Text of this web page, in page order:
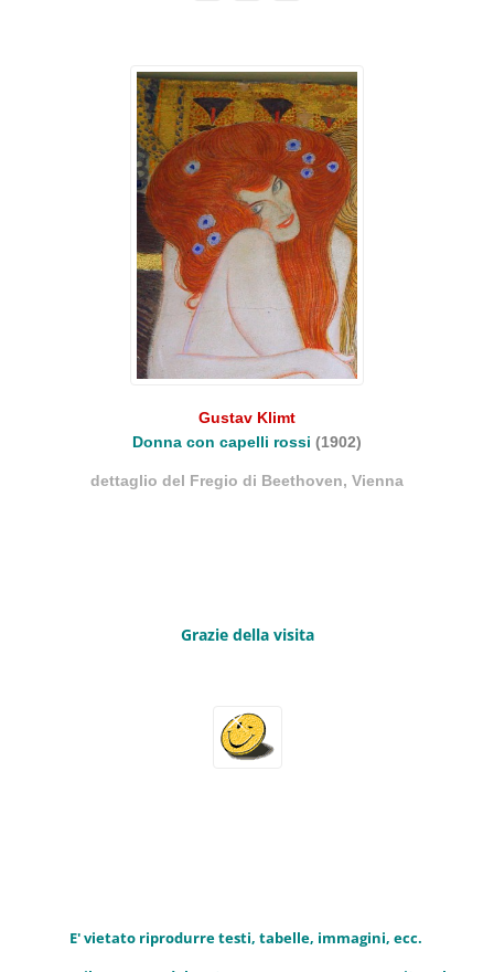
Gustav Klimt
Donna con capelli rossi (1902)
dettaglio del Fregio di Beethoven, Vienna
Grazie della visita
E' vietato riprodurre testi, tabelle, immagini, ecc.